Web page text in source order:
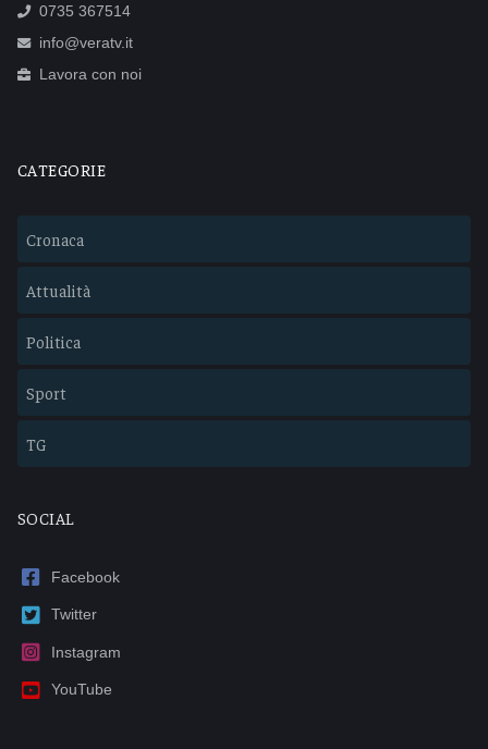
0735 367514
info@veratv.it
Lavora con noi
CATEGORIE
Cronaca
Attualità
Politica
Sport
TG
SOCIAL
Facebook
Twitter
Instagram
YouTube